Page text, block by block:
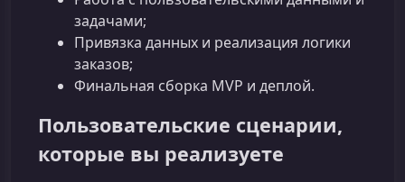
задачами;
Привязка данных и реализация логики
заказов;
Финальная сборка MVP и деплой.
Пользовательские сценарии,
которые вы реализуете